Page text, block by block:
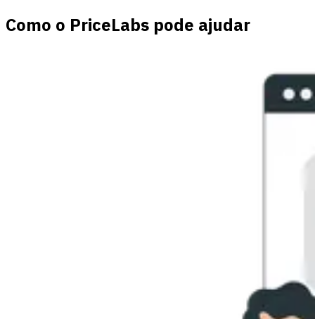
Como o PriceLabs pode ajudar